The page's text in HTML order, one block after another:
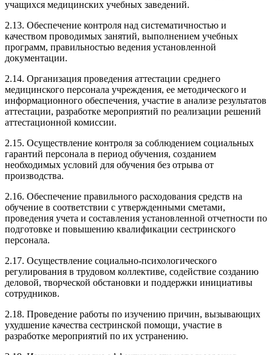
учащихся медицинских учебных заведений.
2.13. Обеспечение контроля над систематичностью и
качеством проводимых занятий, выполнением учебных
программ, правильностью ведения установленной
документации.
2.14. Организация проведения аттестации среднего
медицинского персонала учреждения, ее методического и
информационного обеспечения, участие в анализе результатов
аттестации, разработке мероприятий по реализации решений
аттестационной комиссии.
2.15. Осуществление контроля за соблюдением социальных
гарантий персонала в период обучения, созданием
необходимых условий для обучения без отрыва от
производства.
2.16. Обеспечение правильного расходования средств на
обучение в соответствии с утвержденными сметами,
проведения учета и составления установленной отчетности по
подготовке и повышению квалификации сестринского
персонала.
2.17. Осуществление социально-психологического
регулирования в трудовом коллективе, содействие созданию
деловой, творческой обстановки и поддержки инициативы
сотрудников.
2.18. Проведение работы по изучению причин, вызывающих
ухудшение качества сестринской помощи, участие в
разработке мероприятий по их устранению.